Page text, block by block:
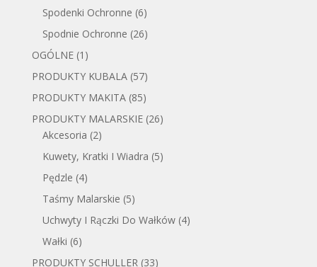
Spodenki Ochronne (6)
Spodnie Ochronne (26)
OGÓLNE (1)
PRODUKTY KUBALA (57)
PRODUKTY MAKITA (85)
PRODUKTY MALARSKIE (26)
Akcesoria (2)
Kuwety, Kratki I Wiadra (5)
Pędzle (4)
Taśmy Malarskie (5)
Uchwyty I Rączki Do Wałków (4)
Wałki (6)
PRODUKTY SCHULLER (33)